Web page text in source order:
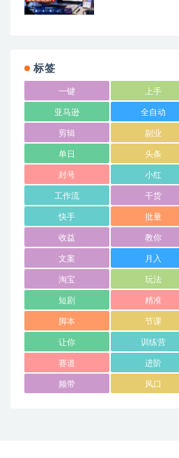
标签
一键 上手
亚马逊 全自动
剪辑 副业
单日 头条
封号 小红
工作流 干货
快手 批量
收益 教你
文案 月入
淘宝 玩法
短剧 精准
脚本 节课
让你 训练营
赛道 进阶
频带 风口